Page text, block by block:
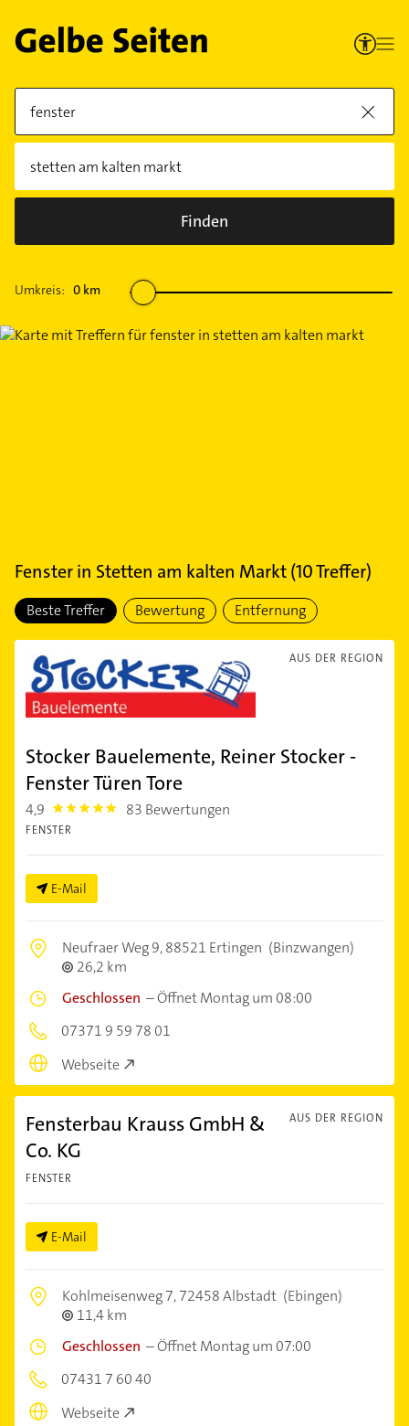
Finden
Umkreis: 0 km
Fensterin Stetten am kalten Markt(10Treffer)
Beste Treffer Bewertung Entfernung
AUS DER REGION
Stocker Bauelemente, Reiner Stocker -
Fenster Türen Tore
4,9 4.9 83 Bewertungen
FENSTER
E-Mail
Neufraer Weg 9,88521 Ertingen (Binzwangen)
26,2 km
Geschlossen –Öffnet Montag um 08:00
07371 9 59 78 01
Webseite
AUS DER REGION
Fensterbau Krauss GmbH &
Co. KG
FENSTER
E-Mail
Kohlmeisenweg 7,72458 Albstadt (Ebingen)
11,4 km
Geschlossen –Öffnet Montag um 07:00
07431 7 60 40
Webseite